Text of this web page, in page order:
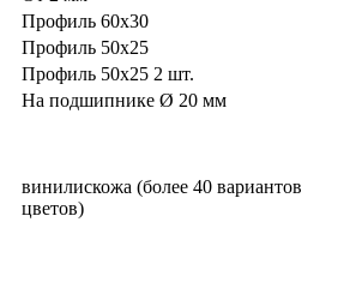
Профиль 60х30
Профиль 50х25
Профиль 50х25 2 шт.
На подшипнике Ø 20 мм
винилискожа (более 40 вариантов
цветов)